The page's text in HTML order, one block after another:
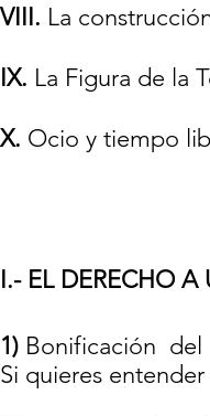
VIII. La
IX. La Figura de la
X. Ocio y tiempo
I.- EL DERECHO
1) Bonificación del
Si quieres